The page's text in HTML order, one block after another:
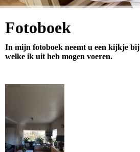
Fotoboek
In mijn fotoboek neemt u een kijkje
welke ik uit heb mogen voeren.